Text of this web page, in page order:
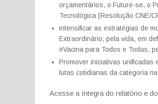
orçamentários, o Future-se, o
Tecnológica (Resolução CNE/
intensificar as estratégias de
Extraordinário, pela vida, em
#Vacina para Todos e Todas,
Promover iniciativas unificadas
lutas cotidianas da categoria
Acesse a íntegra do relatório e